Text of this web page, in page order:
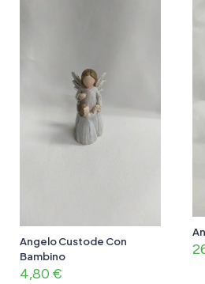
Angelo Custode Con
Bambino
4,80 €